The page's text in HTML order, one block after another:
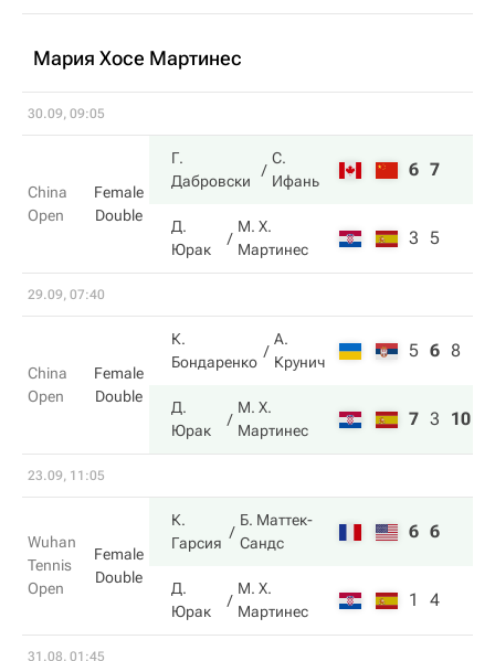
Мария Хосе Мартинес
30.09, 09:05
China
Open
Female
Double
Г.
Дабровски
С.
Ифань
6 7
Д.
Юрак
М. Х.
Мартинес
3 5
29.09, 07:40
China
Open
Female
Double
К.
Бондаренко
А.
Крунич
5 6 8
Д.
Юрак
М. Х.
Мартинес
7 3 10
23.09, 11:05
Wuhan
Tennis
Open
Female
Double
К.
Гарсия
Б. Маттек-
Сандс
6 6
Д.
Юрак
М. Х.
Мартинес
1 4
31.08, 01:45